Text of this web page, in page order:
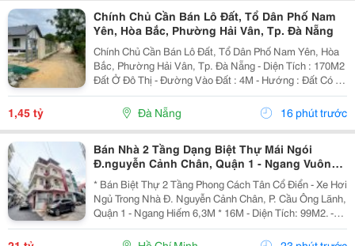
Chính Chủ Cần Bán Lô Đất, Tổ Dân Phố Nam
Yên, Hòa Bắc, Phường Hải Vân, Tp. Đà Nẵng
Chính Chủ Cần Bán Lô Đất, Tổ Dân Phố Nam Yên, Hòa
Bắc, Phường Hải Vân, Tp. Đà Nẵng - Diện Tích : 170M2
Đất Ở Đô Thị - Đường Vào Đất : 4M - Hướng : Đất Có 2
Mặt Đường Vừa Hướng Đông Vừa Hướng Tây - Giá: 1
Tỷ 450 ( Thương Lượng Chính Chủ) - Ưa...
1,45 tỷ Đà Nẵng 16 phút trước
Bán Nhà 2 Tầng Dạng Biệt Thự Mái Ngói
Đ.nguyễn Cảnh Chân, Quận 1 - Ngang Vuông
Đẹp 6,3M*14M - Vị Trí Ngay Góc Đ.nguyễn Trãi
Hiếm Bán
* Bán Biệt Thự 2 Tầng Phong Cách Tân Cổ Điển - Xe Hơi
Ngủ Trong Nhà Đ. Nguyễn Cảnh Chân, P. Cầu Ông Lãnh,
Quận 1 - Ngang Hiếm 6,3M * 16M - Diện Tích: 99M2. -
Kết Cấu: 2 Tầng - Cấu Trúc Dạng Biệt Thự Mái Ngói
Siêu Đẹp. - Vị Trí: Đường Trước Nhà 8M...